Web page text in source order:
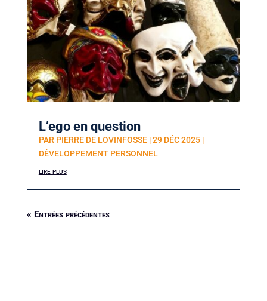
L’ego en question
PAR PIERRE DE LOVINFOSSE|29 DÉC 2025|
DÉVELOPPEMENT PERSONNEL
lire plus
« Entrées précédentes